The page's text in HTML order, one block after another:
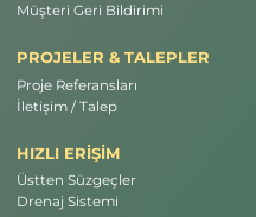
Müşteri Geri Bildirimi
PROJELER & TALEPLER
Proje Referansları
İletişim / Talep
HIZLI ERİŞİM
Üstten Süzgeçler
Drenaj Sistemi